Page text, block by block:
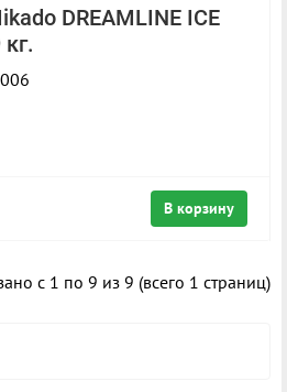
DREAMLINE ICE
В корзину
с 1 по 9 из 9 (всего 1 страниц)